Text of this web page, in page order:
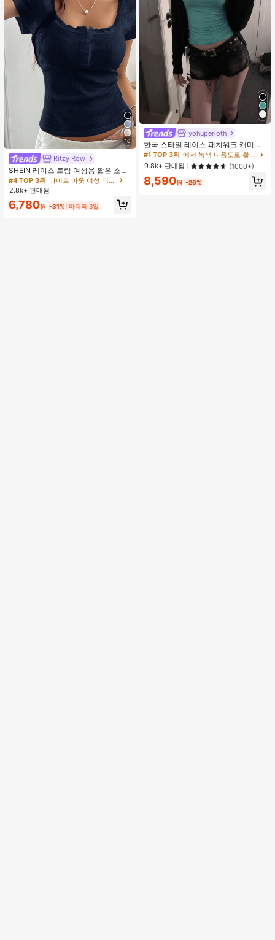
10
Ritzy Row
SHEIN 레이스 트림 여성용 짧은 소매
티셔츠, 슬림핏 여름 새 3버튼 전면 반
소매 탑
#4 TOP 3위
나이트 아웃 여성 티셔츠
2.8k+ 판매됨
6,780원 -31% 마지막 3일
yohuperloth
한국 스타일 레이스 패치워크 캐미솔
탱크 탑, Y2K 에스테틱, 스트리트웨어
캐주얼 여름
#1 TOP 3위
에서 녹색 다용도로 활용 가능한 데일리 탑
9.8k+ 판매됨
(1000+)
8,590원 -26%